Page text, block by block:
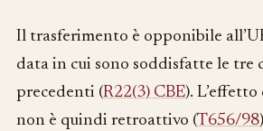
Il trasferimento è opponibile
data in cui sono soddisfatte le tre
precedenti (R22(3) CBE).
non è quindi retroattivo (T656/98